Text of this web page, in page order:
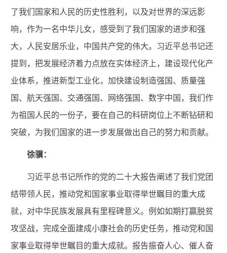
了我们国家和人民的历史性胜利，以及对世界的深远影
响，作为一名中华儿女，感受到了我们国家的进步和强
大，人民安居乐业，中国共产党的伟大。习近平总书记还
提到，把发展经济着力点放在实体经济上，建设现代化产
业体系，推进新型工业化，加快建设制造强国、质量强
国、航天强国、交通强国、网络强国、数字中国，我们作
为祖国人民的一份子，要在自己的科研岗位上不断钻研和
突破，为我们国家的进一步发展做出自己的努力和贡献。
徐骥：
习近平总书记所作的党的二十大报告阐述了我们党团
结带领人民，推动党和国家事业取得举世瞩目的重大成
就，对中华民族发展具有里程碑意义。 例如如期打赢脱贫
攻坚战，完成全面建成小康社会的历史任务，推动党和国
家事业取得举世瞩目的重大成就。报告振奋人心、催人奋